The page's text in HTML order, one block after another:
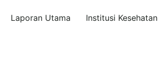
Laporan Utama Institusi Kesehatan